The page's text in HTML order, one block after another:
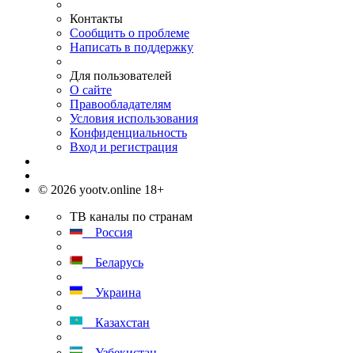
Контакты
Сообщить о проблеме
Написать в поддержку
Для пользователей
О сайте
Правообладателям
Условия использования
Конфиденциальность
Вход и регистрация
© 2026 yootv.online 18+
ТВ каналы по странам
Россия
Беларусь
Украина
Казахстан